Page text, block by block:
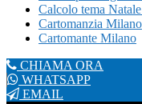
Calcolo tema
Cartomanzia Milano
Cartomante Milano
CHIAMA ORA
WHATSAPP
EMAIL